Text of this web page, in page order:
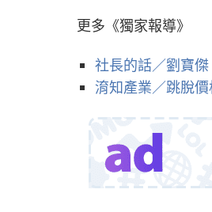
更多《獨家報導》
社長的話／劉寶傑
淯知產業／跳脫價